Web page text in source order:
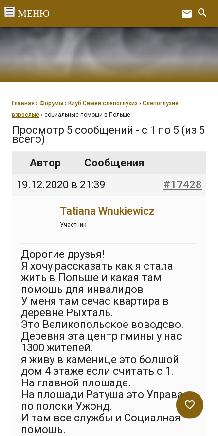
email search
Главная › Форумы › Клуб Семей слепоглухих › Слепоглухие
взрослые › социальные помоши в Польше
Просмотр 5 сообщений - с 1 по 5 (из 5
всего)
Автор
Сообщения
19.12.2020 в 21:39
#17428
Tatiana Wnukiewicz
Участник
Дорогие друзья!
Я хочу рассказать как я стала
жить в Польше и какая там
помошь для инвалидов.
У меня там сечас квартира в
деревне Рыхталь.
Это Великопольское воводсво.
Деревня эта центр гмины у нас
1300 жителей.
я живу в каменице это болшой
дом 4 этаже если считать с 1.
На главной плошаде.
На плошади Ратуша это Управа
по полски Ужонд.
И там все службы и Социалная
помошь.
favorite_border